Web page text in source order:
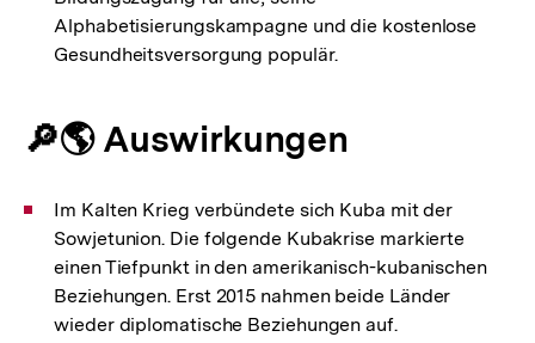
Alphabetisierungskampagne und die kostenlose
Gesundheitsversorgung populär.
🔎🌎 Auswirkungen
Im Kalten Krieg verbündete sich Kuba mit der
Sowjetunion. Die folgende Kubakrise markierte
einen Tiefpunkt in den amerikanisch-kubanischen
Beziehungen. Erst 2015 nahmen beide Länder
wieder diplomatische Beziehungen auf.